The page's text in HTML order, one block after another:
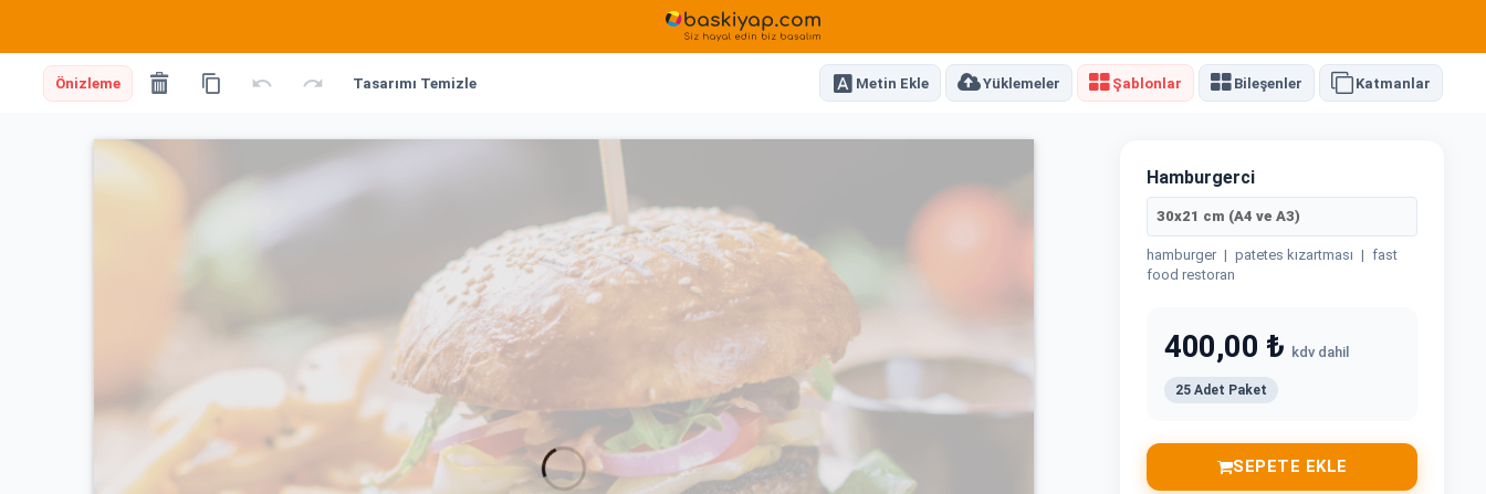
Önizleme Tasarımı Temizle Metin Ekle Yüklemeler Şablonlar Bileşenler Katmanlar
Hamburgerci
30x21 cm (A4 ve A3)
hamburger | patetes kızartması | fast
food restoran
400,00 ₺ kdv dahil
25 Adet Paket
SEPETE EKLE